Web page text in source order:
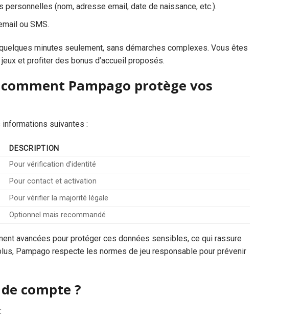
(nom, adresse email, date de naissance, etc.).
ou SMS.
minutes seulement, sans démarches complexes. Vous êtes
et profiter des bonus d’accueil proposés.
Pampago protège vos
informations suivantes :
DESCRIPTION
Pour vérification d’identité
Pour contact et activation
Pour vérifier la majorité légale
Optionnel mais recommandé
avancées pour protéger ces données sensibles, ce qui rassure
Pampago respecte les normes de jeu responsable pour prévenir
compte ?